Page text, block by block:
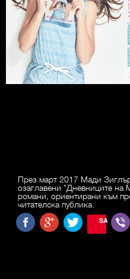
През март 2017 Мади
озаглавени "Дневниците на
романи, ориентирани към
читателска публика.
SAVE